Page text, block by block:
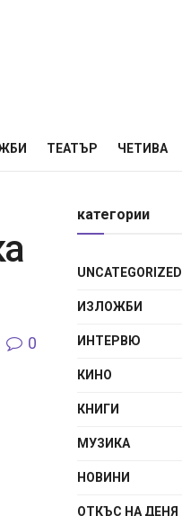
ТЕАТЪР ЧЕТИВА
0
категории
UNCATEGORIZED
ИЗЛОЖБИ
ИНТЕРВЮ
КИНО
КНИГИ
МУЗИКА
НОВИНИ
ОТКЪС НА ДЕНЯ